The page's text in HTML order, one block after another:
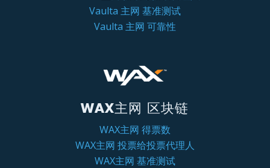
Vaulta 主网 基准测试
Vaulta 主网 可靠性
WAX主网 区块链
WAX主网 得票数
WAX主网 投票给投票代理人
WAX主网 基准测试